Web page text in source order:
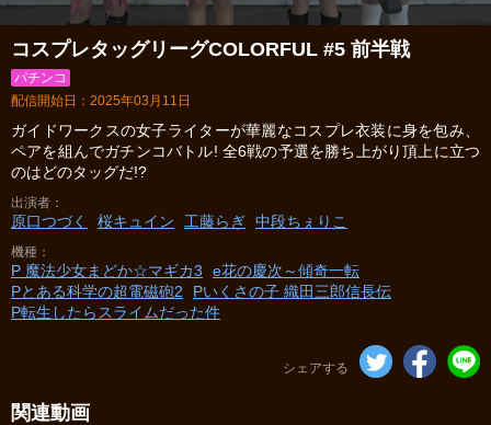
コスプレタッグリーグCOLORFUL #5 前半戦
パチンコ
配信開始日：2025年03月11日
ガイドワークスの女子ライターが華麗なコスプレ衣装に身を包み、
ペアを組んでガチンコバトル! 全6戦の予選を勝ち上がり頂上に立つ
のはどのタッグだ!?
出演者
原口つづく 桜キュイン 工藤らぎ 中段ちぇりこ
機種
P 魔法少女まどか☆マギカ3
e花の慶次～傾奇一転
Pとある科学の超電磁砲2
Pいくさの子 織田三郎信長伝
P転生したらスライムだった件
シェアする
関連動画